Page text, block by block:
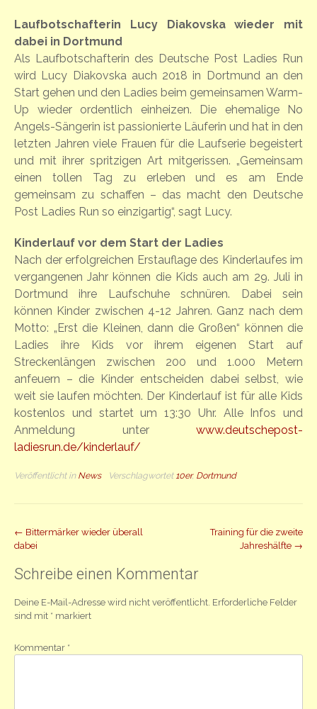
Laufbotschafterin Lucy Diakovska wieder mit
dabei in Dortmund
Als Laufbotschafterin des Deutsche Post Ladies Run
wird Lucy Diakovska auch 2018 in Dortmund an den
Start gehen und den Ladies beim gemeinsamen Warm-
Up wieder ordentlich einheizen. Die ehemalige No
Angels-Sängerin ist passionierte Läuferin und hat in den
letzten Jahren viele Frauen für die Laufserie begeistert
und mit ihrer spritzigen Art mitgerissen. „Gemeinsam
einen tollen Tag zu erleben und es am Ende
gemeinsam zu schaffen – das macht den Deutsche
Post Ladies Run so einzigartig“, sagt Lucy.
Kinderlauf vor dem Start der Ladies
Nach der erfolgreichen Erstauflage des Kinderlaufes im
vergangenen Jahr können die Kids auch am 29. Juli in
Dortmund ihre Laufschuhe schnüren. Dabei sein
können Kinder zwischen 4-12 Jahren. Ganz nach dem
Motto: „Erst die Kleinen, dann die Großen“ können die
Ladies ihre Kids vor ihrem eigenen Start auf
Streckenlängen zwischen 200 und 1.000 Metern
anfeuern – die Kinder entscheiden dabei selbst, wie
weit sie laufen möchten. Der Kinderlauf ist für alle Kids
kostenlos und startet um 13:30 Uhr. Alle Infos und
Anmeldung unter www.deutschepost-
ladiesrun.de/kinderlauf/
Veröffentlicht in News Verschlagwortet 10er, Dortmund
Beitrag
← Bittermärker wieder überall
dabei
Training für die zweite
Jahreshälfte →
Schreibe einen Kommentar
Deine E-Mail-Adresse wird nicht veröffentlicht. Erforderliche Felder
sind mit * markiert
Kommentar *